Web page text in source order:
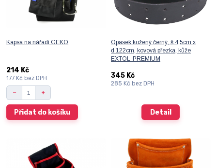
Kapsa na nářadí GEKO
214 Kč
177 Kč bez DPH
Přidat do košíku
Opasek kožený černý, š.4,5cm x
d.122cm, kovová přezka, kůže
EXTOL-PREMIUM
345 Kč
285 Kč bez DPH
Detail